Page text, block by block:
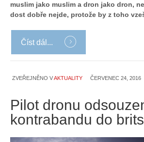
muslim jako muslim a dron jako dron,
dost dobře nejde, protože by z toho
Číst dál...
ZVEŘEJNĚNO VAKTUALITY ČERVENEC 24, 2016
Pilot dronu
kontrabandu do